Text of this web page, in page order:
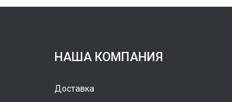
НАША КОМПАНИЯ
Доставка